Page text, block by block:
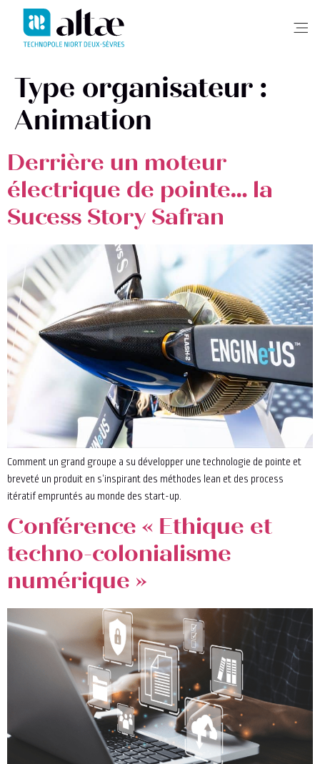
Type organisateur :
Animation
Derrière un moteur
électrique de pointe… la
Sucess Story Safran
Comment un grand groupe a su développer une technologie de pointe et
breveté un produit en s’inspirant des méthodes lean et des process
itératif empruntés au monde des start-up.
Conférence « Ethique et
techno-colonialisme
numérique »